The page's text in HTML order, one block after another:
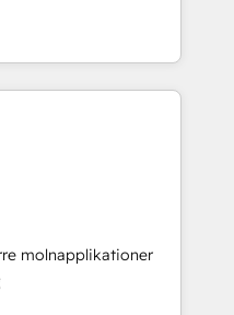
molnapplikationer